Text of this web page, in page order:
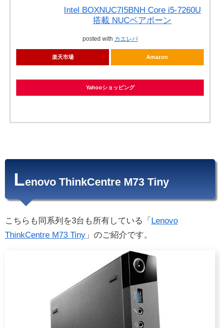
Intel BOXNUC7I5BNH Core i5-7260U
搭載 NUCベアボーン
posted with カエレバ
楽天市場 Amazon
Yahooショッピング
Lenovo ThinkCentre M73 Tiny
こちらも同系列を3台も所有している「 Lenovo
ThinkCentre M73 Tiny 」のご紹介です。